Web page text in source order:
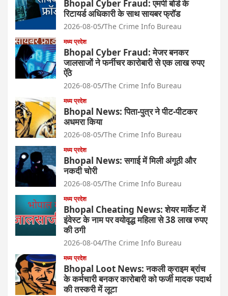
Bhopal Cyber Fraud: एमपी बोर्ड के
रिटायर्ड अधिकारी के साथ सायबर फ्रॉड
2026-08-05 The Crime Info Bureau
मध्य प्रदेश
Bhopal Cyber Fraud: मेजर बनकर
जालसाजों ने फर्नीचर कारोबारी से एक लाख रुपए
ऐंठे
2026-08-05 The Crime Info Bureau
मध्य प्रदेश
Bhopal News: पिता-पुत्र ने पीट-पीटकर
अधमरा किया
2026-08-05 The Crime Info Bureau
मध्य प्रदेश
Bhopal News: सगाई में मिली अंगूठी और
नकदी चोरी
2026-08-05 The Crime Info Bureau
मध्य प्रदेश
Bhopal Cheating News: शेयर मार्केट में
इंवेस्ट के नाम पर वयोवृद्ध महिला से 38 लाख रुपए
की ठगी
2026-08-04 The Crime Info Bureau
मध्य प्रदेश
Bhopal Loot News: नकली क्राइम ब्रांच
के कर्मचारी बनकर कारोबारी को फर्जी मादक पदार्थ
की तस्करी में लूटा